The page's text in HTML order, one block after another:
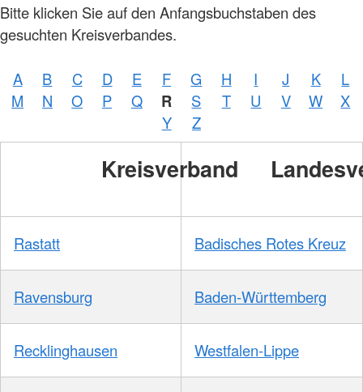
Bitte klicken Sie auf den Anfangsbuchstaben des
gesuchten Kreisverbandes.
A B C D E F G H I J K
L
M
N O P Q R S T U V W
X
Y
Z
Kreisverband
Rastatt Badisches Rotes Kreuz
Ravensburg Baden-Württemberg
Recklinghausen Westfalen-Lippe